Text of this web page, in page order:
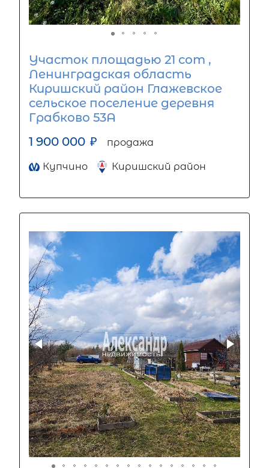
Участок площадью 21 сот ,
Ленинградская область
Киришский район Глажевское
сельское поселение деревня
Грабково 53А
1 900 000 ₽ продажа
Купчино Киришский район